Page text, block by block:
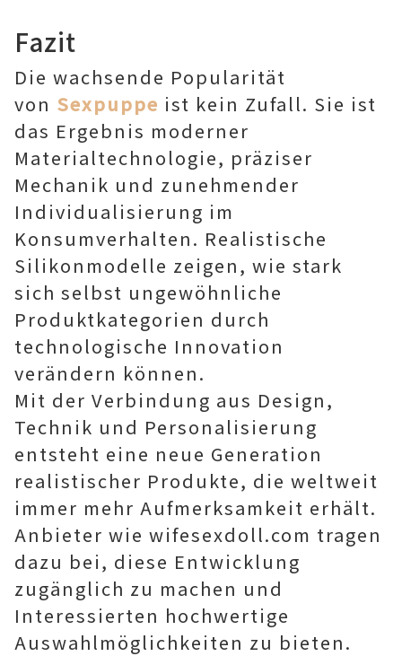
Fazit
Die wachsende Popularität
von Sexpuppe ist kein Zufall. Sie ist
das Ergebnis moderner
Materialtechnologie, präziser
Mechanik und zunehmender
Individualisierung im
Konsumverhalten. Realistische
Silikonmodelle zeigen, wie stark
sich selbst ungewöhnliche
Produktkategorien durch
technologische Innovation
verändern können.
Mit der Verbindung aus Design,
Technik und Personalisierung
entsteht eine neue Generation
realistischer Produkte, die weltweit
immer mehr Aufmerksamkeit erhält.
Anbieter wie wifesexdoll.com tragen
dazu bei, diese Entwicklung
zugänglich zu machen und
Interessierten hochwertige
Auswahlmöglichkeiten zu bieten.